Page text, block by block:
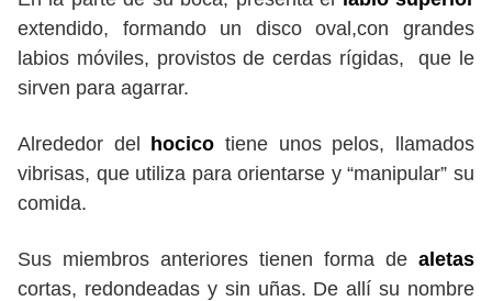
extendido, formando un disco oval,con grandes
labios móviles, provistos de cerdas rígidas, que le
sirven para agarrar.
Alrededor del hocicotiene unos pelos, llamados
vibrisas, que utiliza para orientarse y “manipular” su
comida.
Sus miembros anteriores tienen forma de aletas
cortas, redondeadas y sin uñas. De allí su nombre